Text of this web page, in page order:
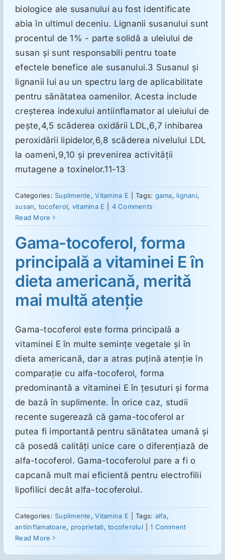
biologice ale susanului au fost identificate
abia în ultimul deceniu. Lignanii susanului sunt
procentul de 1% - parte solidă a uleiului de
susan şi sunt responsabili pentru toate
efectele benefice ale susanului.3 Susanul şi
lignanii lui au un spectru larg de aplicabilitate
pentru sănătatea oamenilor. Acesta include
creşterea indexului antiinflamator al uleiului de
peşte,4,5 scăderea oxidării LDL,6,7 inhibarea
peroxidării lipidelor,6,8 scăderea nivelului LDL
la oameni,9,10 şi prevenirea activităţii
mutagene a toxinelor.11-13
Categories: Suplimente,Vitamina E Tags: gama, lignani,
susan, tocoferol, vitamina E
4 Comments
Read More
Gama-tocoferol, forma
principală a vitaminei E în
dieta americană, merită
mai multă atenţie
Gama-tocoferol este forma principală a
vitaminei E în multe seminţe vegetale şi în
dieta americană, dar a atras puţină atenţie în
comparaţie cu alfa-tocoferol, forma
predominantă a vitaminei E în ţesuturi şi forma
de bază în suplimente. În orice caz, studii
recente sugerează că gama-tocoferol ar
putea fi importantă pentru sănătatea umană şi
că posedă calităţi unice care o diferenţiază de
alfa-tocoferol. Gama-tocoferolul pare a fi o
capcană mult mai eficientă pentru electrofilii
lipofilici decât alfa-tocoferolul.
Categories: Suplimente,Vitamina E Tags: alfa,
antiinflamatoare, proprietati,tocoferolul
1 Comment
Read More